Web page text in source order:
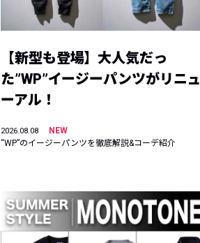
【新型も登場】大人気だっ
た”WP”イージーパンツがリニュ
ーアル！
2026.08.08
NEW
“WP”のイージーパンツを徹底解説&コーデ紹介